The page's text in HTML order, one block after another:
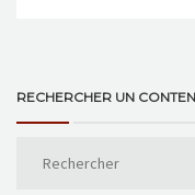
RECHERCHER UN